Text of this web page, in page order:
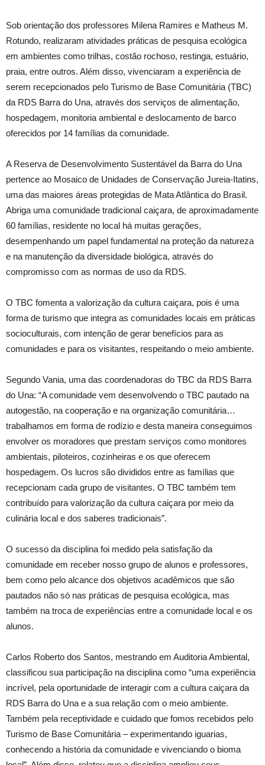
Sob orientação dos professores Milena Ramires e Matheus M.
Rotundo, realizaram atividades práticas de pesquisa ecológica
em ambientes como trilhas, costão rochoso, restinga, estuário,
praia, entre outros. Além disso, vivenciaram a experiência de
serem recepcionados pelo Turismo de Base Comunitária (TBC)
da RDS Barra do Una, através dos serviços de alimentação,
hospedagem, monitoria ambiental e deslocamento de barco
oferecidos por 14 famílias da comunidade.
A Reserva de Desenvolvimento Sustentável da Barra do Una
pertence ao Mosaico de Unidades de Conservação Jureia-Itatins,
uma das maiores áreas protegidas de Mata Atlântica do Brasil.
Abriga uma comunidade tradicional caiçara, de aproximadamente
60 famílias, residente no local há muitas gerações,
desempenhando um papel fundamental na proteção da natureza
e na manutenção da diversidade biológica, através do
compromisso com as normas de uso da RDS.
O TBC fomenta a valorização da cultura caiçara, pois é uma
forma de turismo que integra as comunidades locais em práticas
socioculturais, com intenção de gerar benefícios para as
comunidades e para os visitantes, respeitando o meio ambiente.
Segundo Vania, uma das coordenadoras do TBC da RDS Barra
do Una: “A comunidade vem desenvolvendo o TBC pautado na
autogestão, na cooperação e na organização comunitária…
trabalhamos em forma de rodízio e desta maneira conseguimos
envolver os moradores que prestam serviços como monitores
ambientais, piloteiros, cozinheiras e os que oferecem
hospedagem. Os lucros são divididos entre as famílias que
recepcionam cada grupo de visitantes. O TBC também tem
contribuído para valorização da cultura caiçara por meio da
culinária local e dos saberes tradicionais”.
O sucesso da disciplina foi medido pela satisfação da
comunidade em receber nosso grupo de alunos e professores,
bem como pelo alcance dos objetivos acadêmicos que são
pautados não só nas práticas de pesquisa ecológica, mas
também na troca de experiências entre a comunidade local e os
alunos.
Carlos Roberto dos Santos, mestrando em Auditoria Ambiental,
classificou sua participação na disciplina como “uma experiência
incrível, pela oportunidade de interagir com a cultura caiçara da
RDS Barra do Una e a sua relação com o meio ambiente.
Também pela receptividade e cuidado que fomos recebidos pelo
Turismo de Base Comunitária – experimentando iguarias,
conhecendo a história da comunidade e vivenciando o bioma